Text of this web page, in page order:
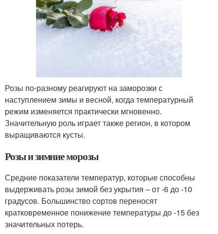
Розы по-разному реагируют на заморозки с
наступлением зимы и весной, когда температурный
режим изменяется практически мгновенно.
Значительную роль играет также регион, в котором
выращиваются кусты.
Розы и зимние морозы
Средние показатели температур, которые способны
выдерживать розы зимой без укрытия – от -6 до -10
градусов. Большинство сортов переносят
кратковременное понижение температуры до -15 без
значительных потерь.